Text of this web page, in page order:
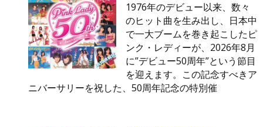
1976年のデビュー以来、数々
のヒット曲を生み出し、日本中
で一大ブームを巻き起こしたピ
ンク・レディーが、2026年8月
に”デビュー50周年”という節目
を迎えます。この記念すべきア
ニバーサリーを祝した、50周年記念の特別催